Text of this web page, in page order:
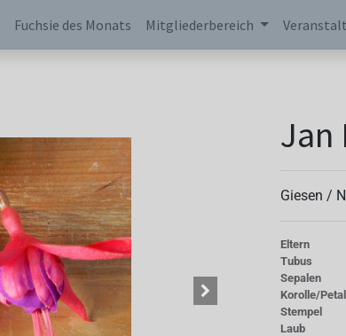
Fuchsie des Monats Mitgliederbereich
Jan
Giesen /
Eltern
Tubus
Sepalen
Korolle/
Stempel
Laub